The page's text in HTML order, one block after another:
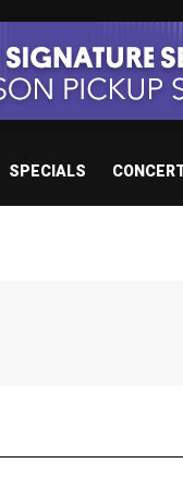
SPECIALS